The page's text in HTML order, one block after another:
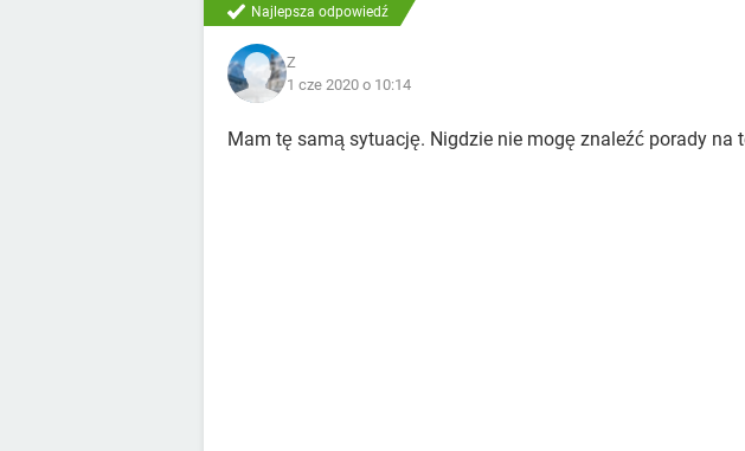
Najlepsza odpowiedź
Z
1 cze 2020 o 10:14
Mam tę samą sytuację. Nigdzie nie mogę znaleźć porady na